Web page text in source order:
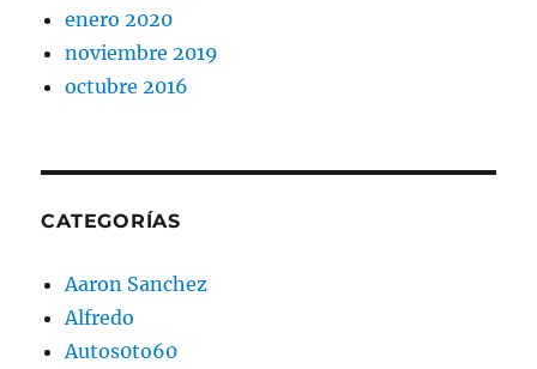
enero 2020
noviembre 2019
octubre 2016
CATEGORÍAS
Aaron Sanchez
Alfredo
Autos0to60